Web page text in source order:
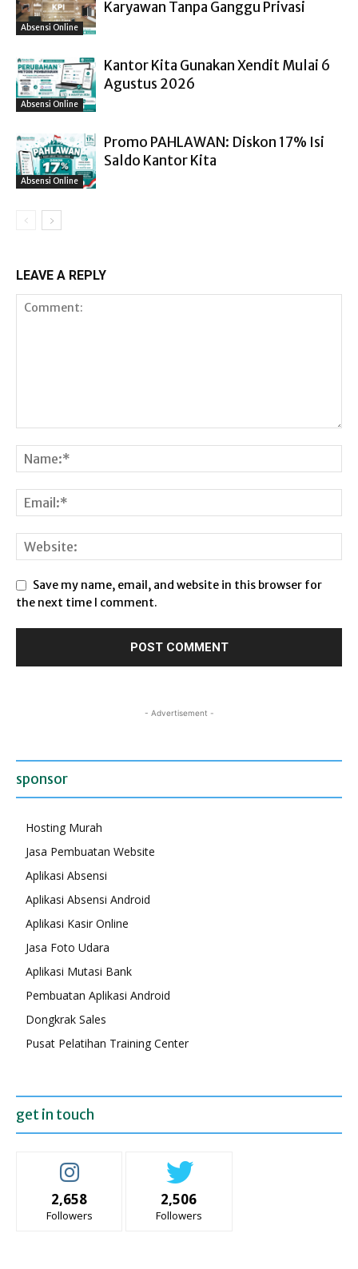
Absensi Online
Karyawan Tanpa Ganggu Privasi
Absensi Online
Kantor Kita Gunakan Xendit Mulai 6
Agustus 2026
Absensi Online
Promo PAHLAWAN: Diskon 17% Isi
Saldo Kantor Kita
LEAVE A REPLY
Save my name, email, and website in this browser for
the next time I comment.
- Advertisement -
sponsor
Hosting Murah
Jasa Pembuatan Website
Aplikasi Absensi
Aplikasi Absensi Android
Aplikasi Kasir Online
Jasa Foto Udara
Aplikasi Mutasi Bank
Pembuatan Aplikasi Android
Dongkrak Sales
Pusat Pelatihan Training Center
get in touch
2,658
Followers
2,506
Followers